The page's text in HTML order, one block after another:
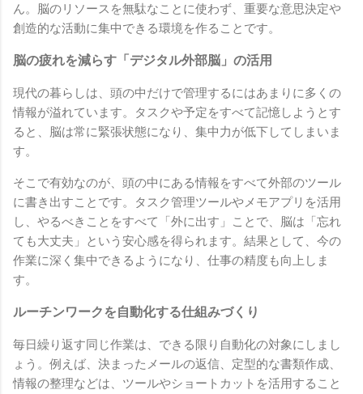
ん。脳のリソースを無駄なことに使わず、重要な意思決定や
創造的な活動に集中できる環境を作ることです。
脳の疲れを減らす「デジタル外部脳」の活用
現代の暮らしは、頭の中だけで管理するにはあまりに多くの
情報が溢れています。タスクや予定をすべて記憶しようとす
ると、脳は常に緊張状態になり、集中力が低下してしまいま
す。
そこで有効なのが、頭の中にある情報をすべて外部のツール
に書き出すことです。タスク管理ツールやメモアプリを活用
し、やるべきことをすべて「外に出す」ことで、脳は「忘れ
ても大丈夫」という安心感を得られます。結果として、今の
作業に深く集中できるようになり、仕事の精度も向上しま
す。
ルーチンワークを自動化する仕組みづくり
毎日繰り返す同じ作業は、できる限り自動化の対象にしまし
ょう。例えば、決まったメールの返信、定型的な書類作成、
情報の整理などは、ツールやショートカットを活用すること